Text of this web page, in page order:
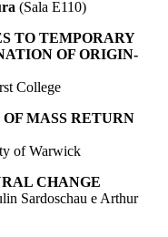
(Sala E110)
TO TEMPORARY
OF ORIGIN-
College
MASS RETURN
of Warwick
CHANGE
Sardoschau e Arthur